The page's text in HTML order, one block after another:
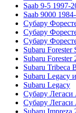
Saab 9-5 1997-
Saab 9000
Субару
Субару
Субару
Subaru Forester
Subaru Forester
Subaru Tribeca
Subaru Legacy
Subaru Legacy
Субару Легаси
Субару Легаси